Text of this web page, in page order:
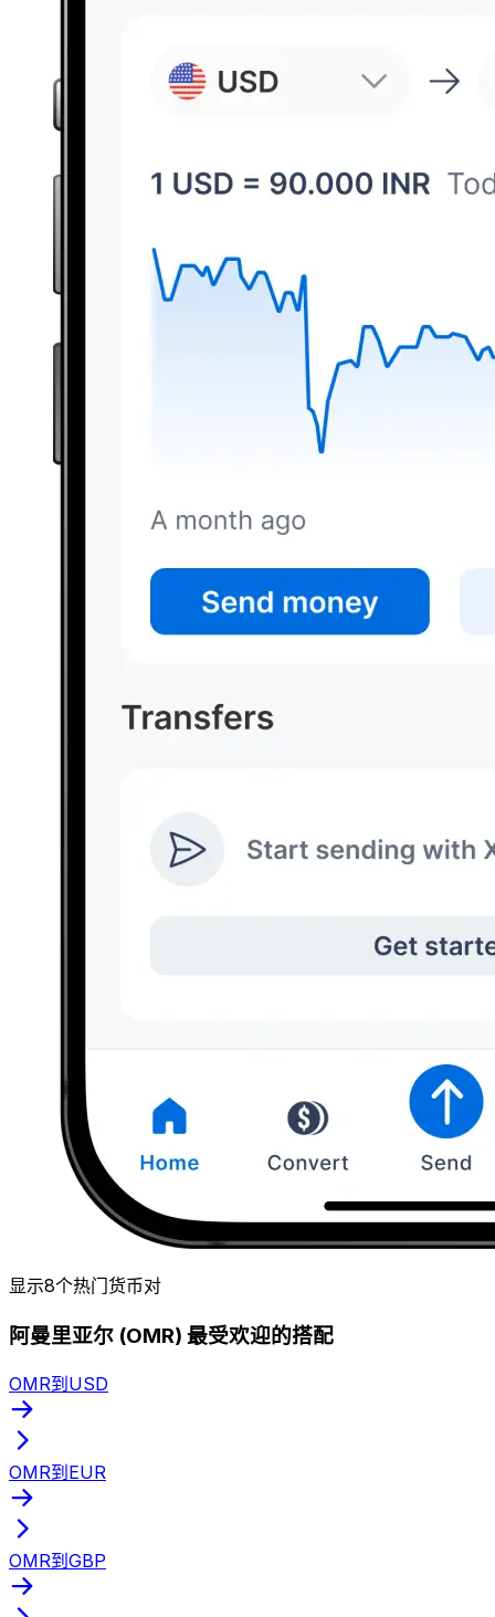
显示8个热门货币对
阿曼里亚尔 (OMR) 最受欢迎的搭配
OMR到USD
OMR到EUR
OMR到GBP